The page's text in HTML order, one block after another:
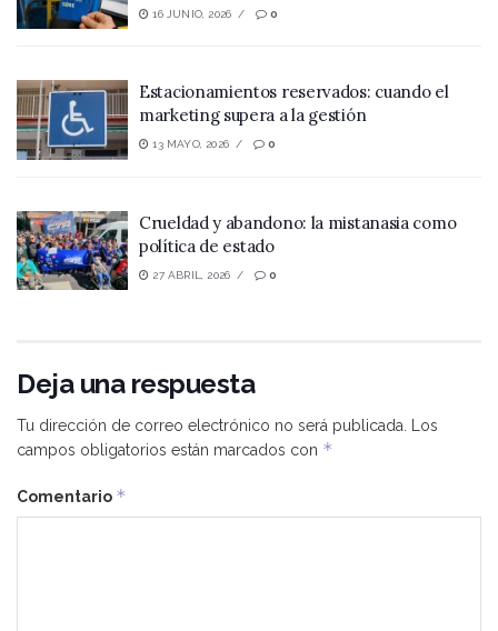
16 JUNIO, 2026 0
Estacionamientos reservados: cuando el
marketing supera a la gestión
13 MAYO, 2026 0
Crueldad y abandono: la mistanasia como
política de estado
27 ABRIL, 2026 0
Deja una respuesta
Tu dirección de correo electrónico no será publicada. Los
campos obligatorios están marcados con *
Comentario *